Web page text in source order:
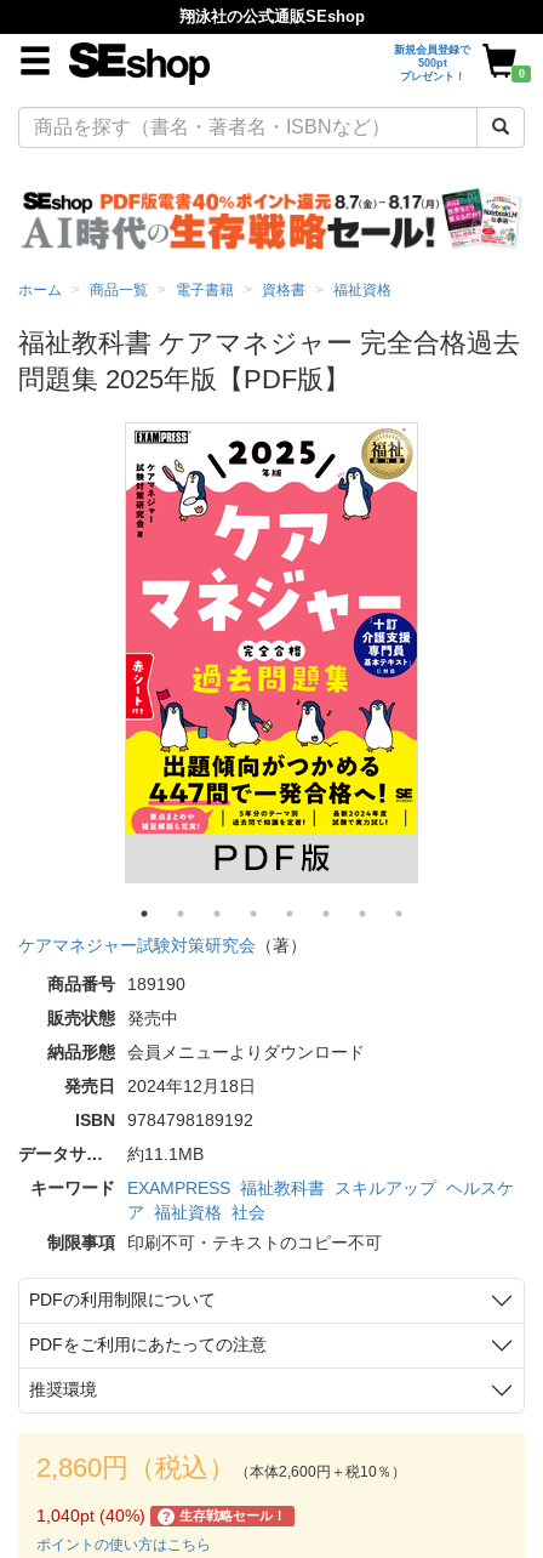
翔泳社の公式通販SEshop
新規会員登録で
500pt
プレゼント！
0
ホーム 商品一覧 電子書籍 資格書 福祉資格
福祉教科書 ケアマネジャー 完全合格過去
問題集 2025年版【PDF版】
ケアマネジャー試験対策研究会 （著）
商品番号
189190
販売状態
発売中
納品形態
会員メニューよりダウンロード
発売日
2024年12月18日
ISBN
9784798189192
データサイズ
約11.1MB
キーワード
EXAMPRESS 福祉教科書 スキルアップ ヘルスケ
ア 福祉資格 社会
制限事項
印刷不可・テキストのコピー不可
PDFの利用制限について
PDFをご利用にあたっての注意
推奨環境
2,860円（税込） （本体2,600円＋税10％）
1,040pt (40%) ? 生存戦略セール！
ポイントの使い方はこちら